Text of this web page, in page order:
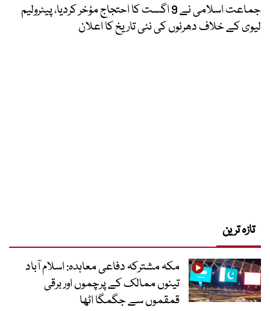
جماعت اسلامی نے 9 اگست کا احتجاج مؤخر کردیا، پیٹرولیم
لیوی کے خلاف دھرنوں کی نئی تاریخ کا اعلان
تازہ ترین
مکہ مشترکہ دفاعی معاہدہ: اسلام آباد
تینوں ممالک کے پرچموں اور برقی
قمقموں سے جگمگا اٹھا